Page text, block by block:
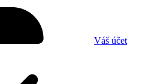
Váš účet